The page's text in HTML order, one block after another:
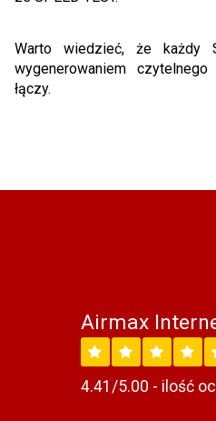
Warto wiedzieć, że każdy
wygenerowaniem
łączy.
Airmax
4.41/5.00 - ilość